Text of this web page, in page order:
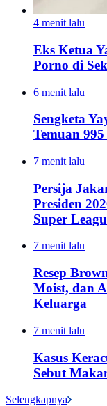
4 menit lalu
Eks Ketua
Porno di
6 menit lalu
Sengketa
Temuan
7 menit lalu
Persija
Presiden
Super
7 menit lalu
Resep
Moist, dan
Keluarga
7 menit lalu
Kasus
Sebut
Selengkapnya